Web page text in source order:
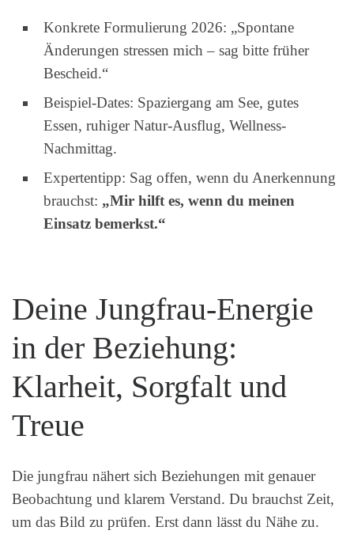
Konkrete Formulierung 2026: „Spontane
Änderungen stressen mich – sag bitte früher
Bescheid.“
Beispiel-Dates: Spaziergang am See, gutes
Essen, ruhiger Natur-Ausflug, Wellness-
Nachmittag.
Expertentipp: Sag offen, wenn du Anerkennung
brauchst: „Mir hilft es, wenn du meinen
Einsatz bemerkst.“
Deine Jungfrau-Energie
in der Beziehung:
Klarheit, Sorgfalt und
Treue
Die jungfrau nähert sich Beziehungen mit genauer
Beobachtung und klarem Verstand. Du brauchst Zeit,
um das Bild zu prüfen. Erst dann lässt du Nähe zu.